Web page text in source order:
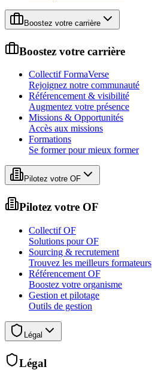
Boostez votre carrière
Boostez votre carrière
Collectif FormaVerse
Rejoignez notre communauté
Référencement & visibilité
Augmentez votre présence
Missions & Opportunités
Accès aux missions
Formations
Se former pour mieux former
Pilotez votre OF
Pilotez votre OF
Collectif OF
Solutions pour OF
Sourcing & recrutement
Trouvez les meilleurs formateurs
Référencement OF
Boostez votre organisme
Gestion et pilotage
Outils de gestion
Légal
Légal